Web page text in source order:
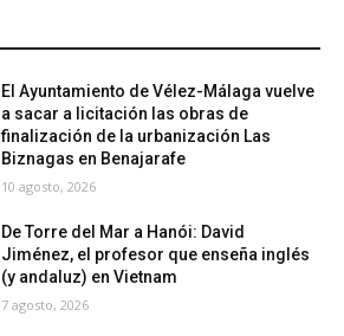
El Ayuntamiento de Vélez-Málaga vuelve
a sacar a licitación las obras de
finalización de la urbanización Las
Biznagas en Benajarafe
10 agosto, 2026
De Torre del Mar a Hanói: David
Jiménez, el profesor que enseña inglés
(y andaluz) en Vietnam
7 agosto, 2026